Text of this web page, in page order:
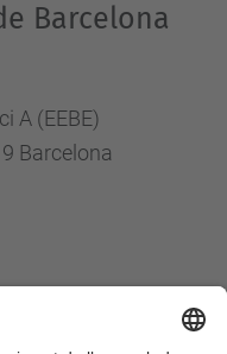
Barcelona
A (EEBE)
Barcelona